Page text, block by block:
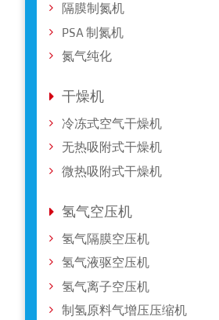
隔膜制氮机
PSA 制氮机
氮气纯化
干燥机
冷冻式空气干燥机
无热吸附式干燥机
微热吸附式干燥机
氢气空压机
氢气隔膜空压机
氢气液驱空压机
氢气离子空压机
制氢原料气增压压缩机